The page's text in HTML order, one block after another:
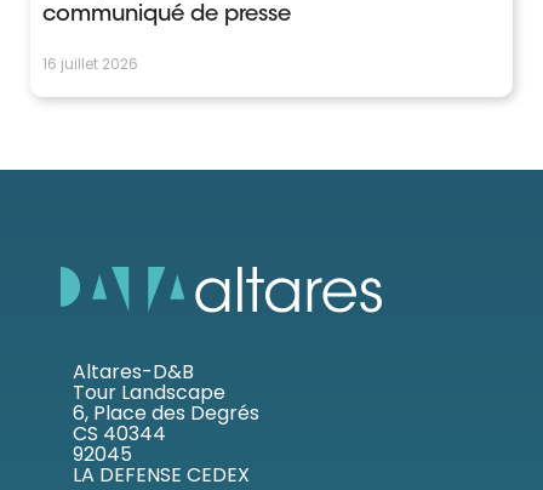
communiqué de presse
16 juillet 2026
Altares-D&B
Tour Landscape
6, Place des Degrés
CS 40344
92045
LA DEFENSE CEDEX